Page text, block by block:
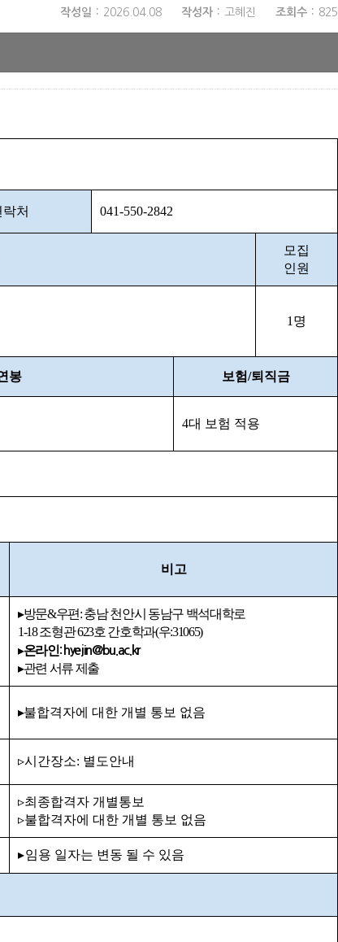
작성일 2026.04.08 작성자 고혜진 조회수 825
락처 041-550-2842
모집
인원
1 명
봉 보험/퇴직금
4대 보험 적용
비고
▸방문&우편:충남 천안시 동남구 백석대학로
1-18 조형관623호 간호학과(우:31065)
▸온라인: hyejin@bu.ac.kr
▸관련 서류 제출
▸불합격자에 대한 개별 통보 없음
▹시간장소: 별도안내
▹최종합격자 개별통보
▹불합격자에 대한 개별 통보 없음
▸임용 일자는 변동 될 수 있음